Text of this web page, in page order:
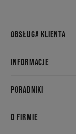
OBSŁUGA KLIENTA
INFORMACJE
PORADNIKI
O FIRMIE